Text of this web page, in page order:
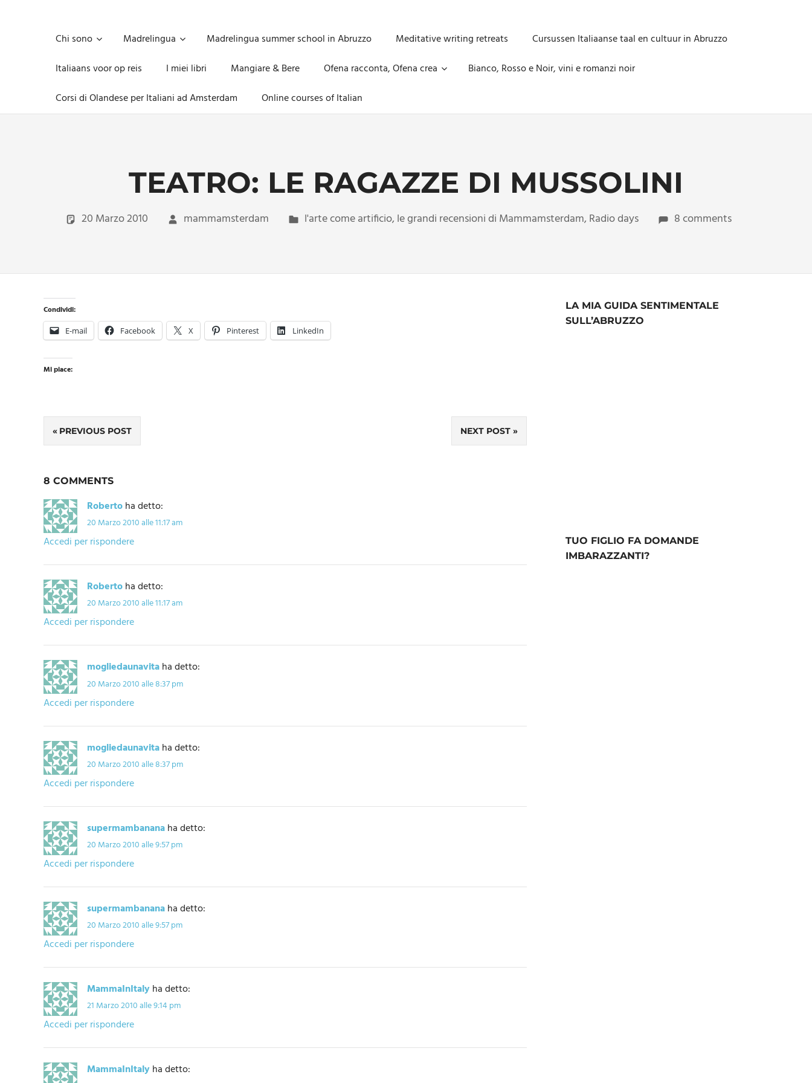
imprescindibile,
inevitabile
Mammamsterdam
oggi
anche
Chi sono Madrelingua Madrelingua summer school in Abruzzo Meditative writing retreats
Cursussen Italiaanse taal en cultuur in Abruzzo
Italiaans voor op reis
I miei libri Mangiare & Bere Ofena racconta, Ofena crea
Bianco, Rosso e Noir, vini e romanzi noir
Corsi di Olandese per Italiani ad Amsterdam
Online courses of Italian
TEATRO: LE RAGAZZE DI MUSSOLINI
20 Marzo 2010 mammamsterdam l'arte come artificio, le grandi recensioni di Mammamsterdam, Radio days 8 comments
Condividi:
E-mail Facebook X Pinterest LinkedIn
Mi piace:
Navigazione
PREVIOUS POST NEXT POST
8 COMMENTS
Robertoha detto:
20 Marzo 2010 alle 11:17 am
Accedi per rispondere
Robertoha detto:
20 Marzo 2010 alle 11:17 am
Accedi per rispondere
mogliedaunavitaha detto:
20 Marzo 2010 alle 8:37 pm
Accedi per rispondere
mogliedaunavitaha detto:
20 Marzo 2010 alle 8:37 pm
Accedi per rispondere
supermambananaha detto:
20 Marzo 2010 alle 9:57 pm
Accedi per rispondere
supermambananaha detto:
20 Marzo 2010 alle 9:57 pm
Accedi per rispondere
MammaInItalyha detto:
21 Marzo 2010 alle 9:14 pm
Accedi per rispondere
MammaInItalyha detto:
LA MIA GUIDA SENTIMENTALE
SULL’ABRUZZO
TUO FIGLIO FA DOMANDE
IMBARAZZANTI?